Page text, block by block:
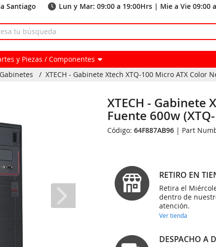
Santiago Lun y Mar: 09:00 a 19:00Hrs | Mie a Vie 09:00
y Piezas / Componentes
Gabinetes / XTECH - Gabinete Xtech XTQ-100 Micro ATX Color
XTECH - Gabinete
Fuente 600w
Código:64F887AB96 | Part
RETIRO EN
Retira el
dentro de
atención.
Ver tienda
DESPACHO A